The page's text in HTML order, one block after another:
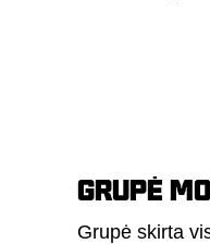
GRUPĖ
Grupė skirta